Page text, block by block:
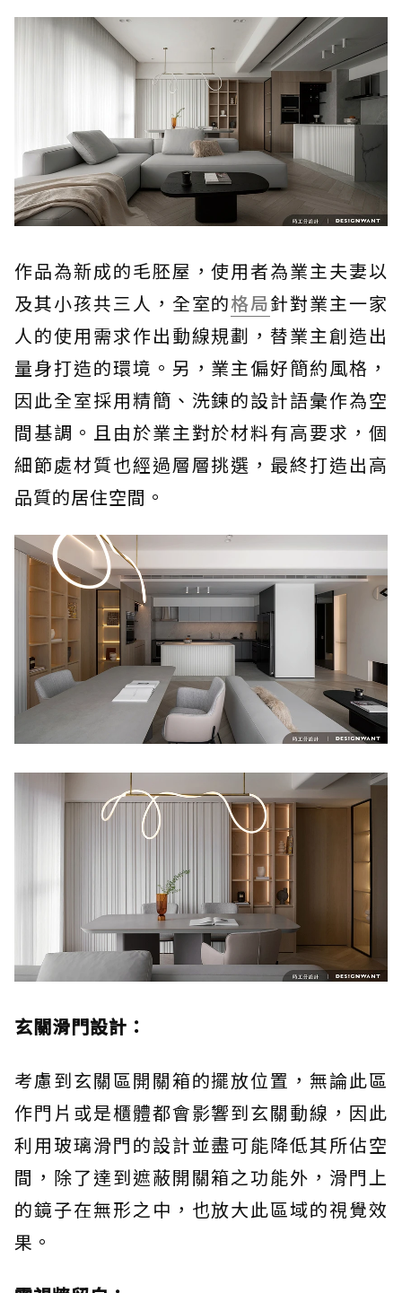
作品為新成的毛胚屋，使用者為業主夫妻以
及其小孩共三人，全室的格局針對業主一家
人的使用需求作出動線規劃，替業主創造出
量身打造的環境。另，業主偏好簡約風格，
因此全室採用精簡、洗鍊的設計語彙作為空
間基調。且由於業主對於材料有高要求，個
細節處材質也經過層層挑選，最終打造出高
品質的居住空間。
玄關滑門設計：
考慮到玄關區開關箱的擺放位置，無論此區
作門片或是櫃體都會影響到玄關動線，因此
利用玻璃滑門的設計並盡可能降低其所佔空
間，除了達到遮蔽開關箱之功能外，滑門上
的鏡子在無形之中，也放大此區域的視覺效
果。